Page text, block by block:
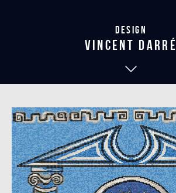
Design
vincent darré